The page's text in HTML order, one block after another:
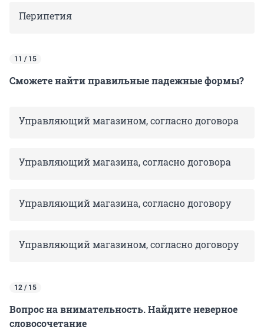
Перипетия
11 / 15
Сможете найти правильные падежные формы?
Управляющий магазином, согласно договора
Управляющий магазина, согласно договора
Управляющий магазина, согласно договору
Управляющий магазином, согласно договору
12 / 15
Вопрос на внимательность. Найдите неверное
словосочетание